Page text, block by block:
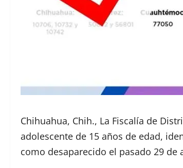
Chihuahua, Chih., La Fiscalía de
adolescente de 15 años de edad,
como desaparecido el pasado 29